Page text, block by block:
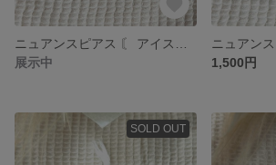
展示中
1,500円
SOLD OUT